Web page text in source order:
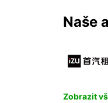
Naše
Zobrazit